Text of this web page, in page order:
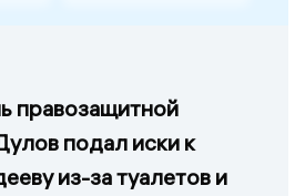
правозащитной
подал иски к
из-за туалетов и